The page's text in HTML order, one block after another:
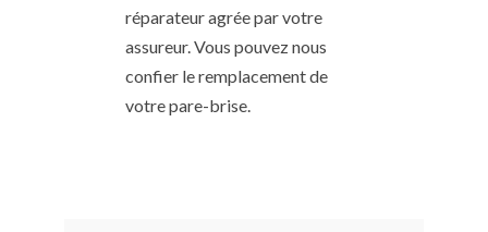
réparateur agrée par votre
assureur. Vous pouvez nous
confier le remplacement de
votre pare-brise.